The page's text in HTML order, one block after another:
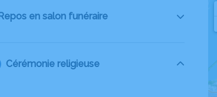
Repos en salon funéraire
Cérémonie religieuse